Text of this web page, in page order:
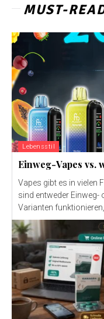
MUST-
Lebensstil
Einweg-Vapes vs.
Vapes gibt es in vielen
sind entweder Einweg-
Varianten